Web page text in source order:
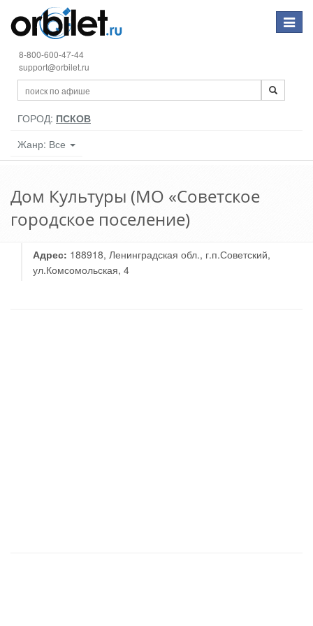
Toggle
8-800-600-47-44
support@orbilet.ru
ГОРОД: ПСКОВ
Жанр: Все
Дом Культуры (МО «Советское
городское поселение)
Адрес: 188918, Ленинградская обл., г.п.Советский,
ул.Комсомольская, 4